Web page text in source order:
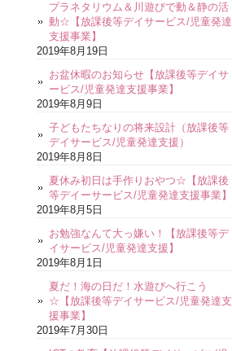
プラネタリウム＆川遊びで動＆静の活
動☆【放課後等デイサービス/児童発達
支援事業】
2019年8月19日
お盆休暇のお知らせ【放課後等デイサ
ービス/児童発達支援事業】
2019年8月9日
子どもたちなりの将来設計（放課後等
デイサービス/児童発達支援）
2019年8月8日
夏休み初日は手作りおやつ☆【放課後
等デイーサービス/児童発達支援事業】
2019年8月5日
お勉強なんて大っ嫌い！【放課後等デ
イサービス/児童発達支援】
2019年8月1日
夏だ！海の日だ！水遊びへ行こう
☆【放課後等デイサービス/児童発達支
援事業】
2019年7月30日